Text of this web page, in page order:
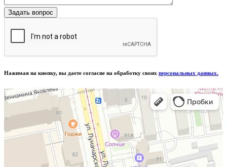
Нажимая на кнопку, вы даете согласие на обработку своих персональных данных.